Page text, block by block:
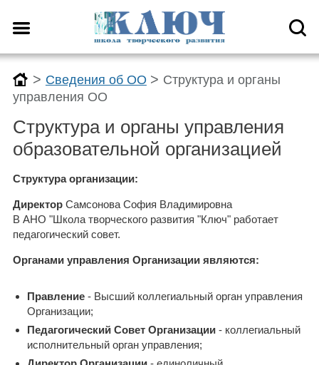
> Сведения об ОО > Структура и органы
управления ОО
Структура и органы управления
образовательной организацией
Структура организации:
Директор Самсонова София Владимировна
В АНО "Школа творческого развития "Ключ" работает
педагогический совет.
Органами управления Организации являются:
Правление- Высший коллегиальный орган управления
Организации;
Педагогический Совет Организации- коллегиальный
исполнительный орган управления;